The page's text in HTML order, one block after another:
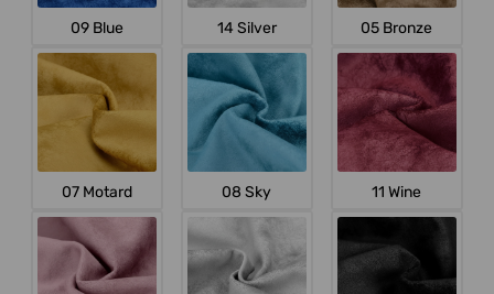
09 Blue 14 Silver 05 Bronze
07 Motard 08 Sky 11 Wine